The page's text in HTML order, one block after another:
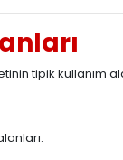
tipik kullanım